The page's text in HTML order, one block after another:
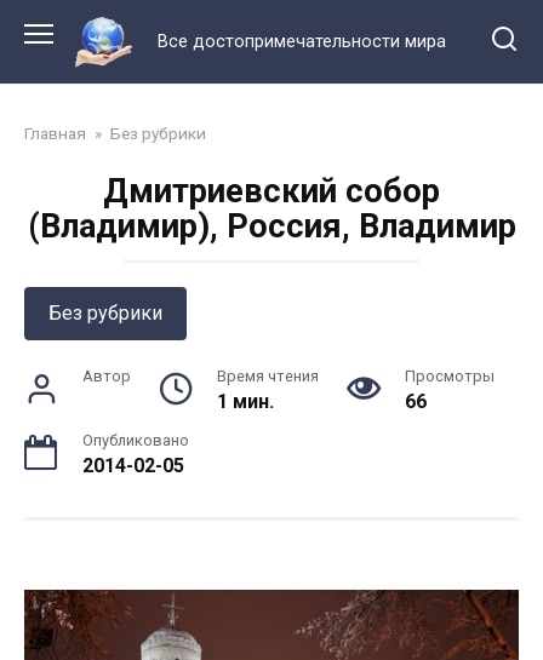
контенту
Все достопримечательности мира
Главная » Без рубрики
Дмитриевский собор
(Владимир), Россия, Владимир
Без рубрики
Автор Время чтения
1 мин.
Просмотры
66
Опубликовано
2014-02-05